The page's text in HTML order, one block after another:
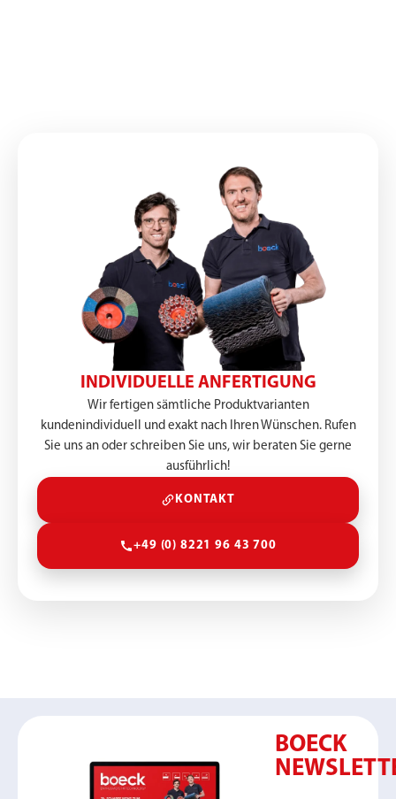
INDIVIDUELLE ANFERTIGUNG
Wir fertigen sämtliche Produktvarianten
kundenindividuell und exakt nach Ihren Wünschen. Rufen
Sie uns an oder schreiben Sie uns, wir beraten Sie gerne
ausführlich!
KONTAKT
+49 (0) 8221 96 43 700
BOECK